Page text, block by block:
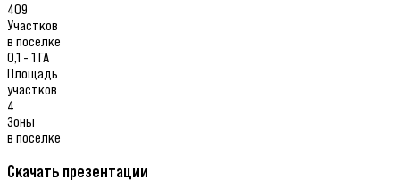
409
Участков
в поселке
0,1 - 1 ГА
Площадь
участков
4
Зоны
в поселке
Скачать презентации